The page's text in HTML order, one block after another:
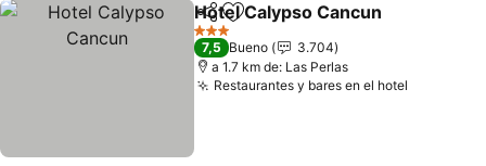
CompartirAgregar a favoritos
Hotel Calypso Cancun
3 Estrellas
7,5 Bueno
3.704
a 1.7 km de: Las Perlas
Restaurantes y bares en el hotel